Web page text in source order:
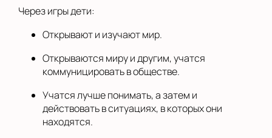
Через игры дети:
Открывают и изучают мир.
Открываются миру и другим, учатся
коммуницировать в обществе.
Учатся лучше понимать, а затем и
действовать в ситуациях, в которых они
находятся.